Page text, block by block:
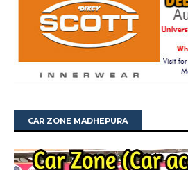
CAR ZONE MADHEPURA